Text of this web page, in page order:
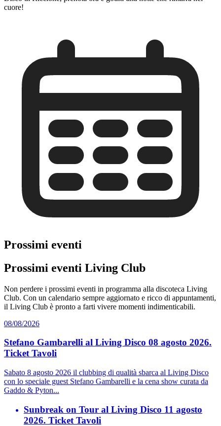
cuore!
Prossimi eventi
Prossimi eventi Living Club
Non perdere i prossimi eventi in programma alla discoteca Living
Club. Con un calendario sempre aggiornato e ricco di appuntamenti,
il Living Club è pronto a farti vivere momenti indimenticabili.
08/08/2026
Stefano Gambarelli al Living Disco 08 agosto 2026.
Ticket Tavoli
Sabato 8 agosto 2026 il clubbing di qualità sbarca al Living Disco
con lo speciale guest Stefano Gambarelli e la cena show curata da
Gaddo & Pyton...
Sunbreak on Tour al Living Disco 11 agosto
2026. Ticket Tavoli